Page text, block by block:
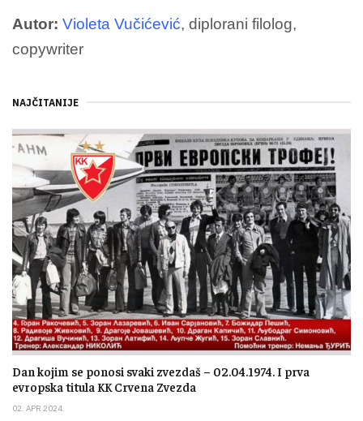
Autor: Violeta Vučićević, diplorani filolog,
copywriter
NAJČITANIJE
Dan kojim se ponosi svaki zvezdaš – 02.04.1974. I prva
evropska titula KK Crvena Zvezda
02. APR 2024.